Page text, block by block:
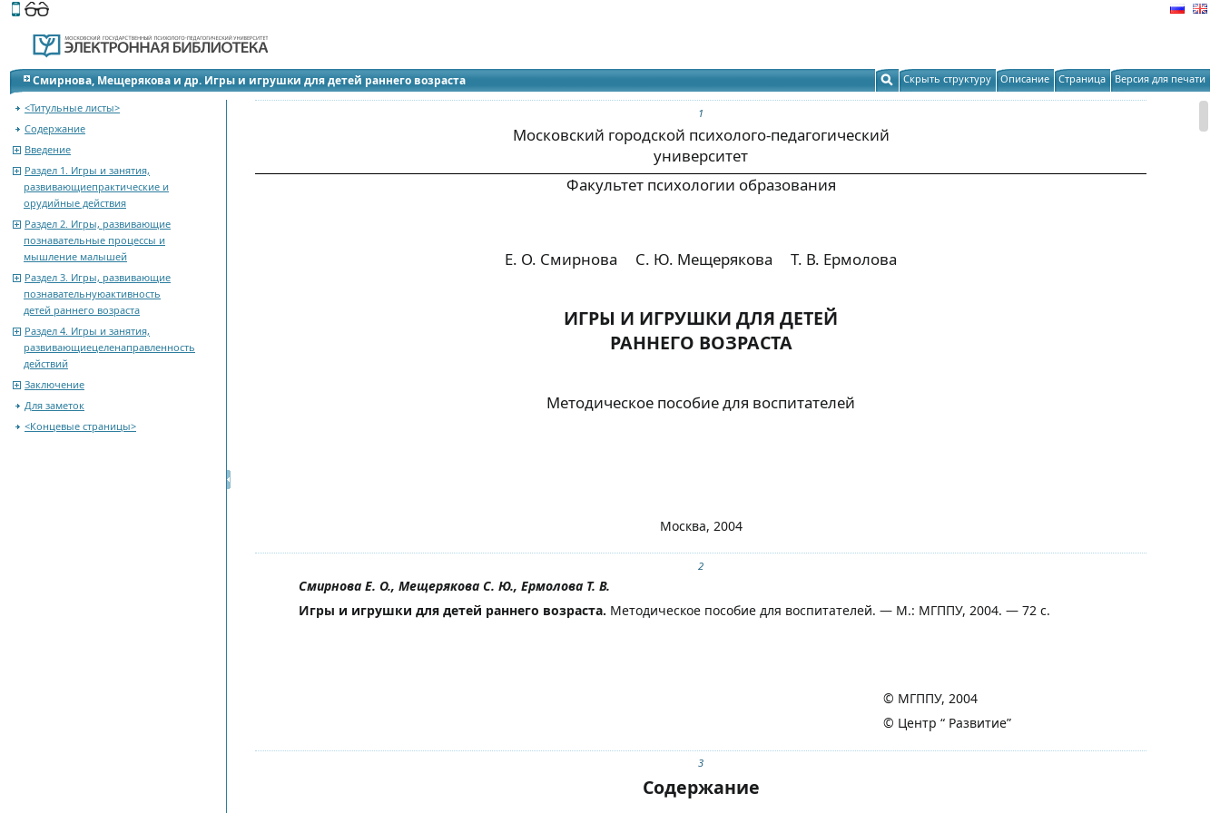
Этот сайт поддерживает
Смирнова, Мещерякова и др. Игры и игрушки для детей раннего возраста Скрыть структуру Описание Страница Версия для печати
<Титульные листы>
Содержание
Введение
Раздел 1. Игры и занятия,
развивающиепрактические и
орудийные действия
Раздел 2. Игры, развивающие
познавательные процессы и
мышление малышей
Раздел 3. Игры, развивающие
познавательнуюактивность
детей раннего возраста
Раздел 4. Игры и занятия,
развивающиецеленаправленность
действий
Заключение
Для заметок
<Концевые страницы>
В книге исправлены грубые опечатки.
1
Московский городской психолого-педагогический
университет
Факультет психологии образования
Е. О. Смирнова С. Ю. Мещерякова Т. В. Ермолова
ИГРЫ И ИГРУШКИ ДЛЯ ДЕТЕЙ
РАННЕГО ВОЗРАСТА
Методическое пособие для воспитателей
Москва, 2004
2
Смирнова Е. О., Мещерякова С. Ю., Ермолова Т. В.
Игры и игрушки для детей раннего возраста. Методическое пособие для воспитателей. — М.: МГППУ, 2004. — 72 с.
© МГППУ, 2004
© Центр “ Развитие”
3
Содержание